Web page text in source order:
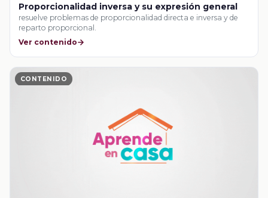
Proporcionalidad inversa y su expresión general
resuelve problemas de proporcionalidad directa e inversa y de
reparto proporcional.
Ver contenido
CONTENIDO